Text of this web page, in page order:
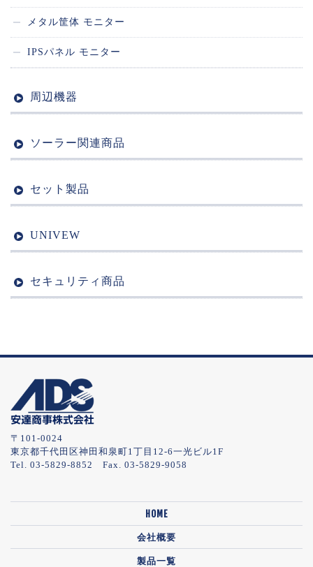
メタル筐体 モニター
IPSパネル モニター
周辺機器
ソーラー関連商品
セット製品
UNIVEW
セキュリティ商品
〒101-0024
東京都千代田区神田和泉町1丁目12-6一光ビル1F
Tel. 03-5829-8852 Fax. 03-5829-9058
HOME
会社概要
製品一覧